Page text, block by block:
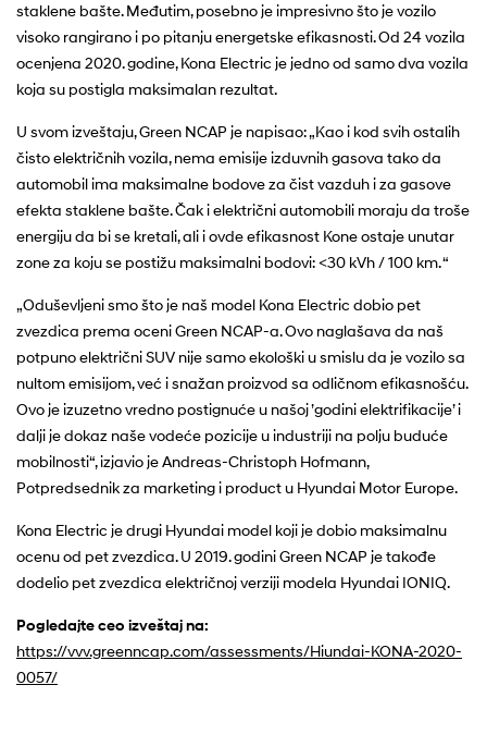
staklene bašte. Međutim, posebno je impresivno što je vozilo
visoko rangirano i po pitanju energetske efikasnosti. Od 24 vozila
ocenjena 2020. godine, Kona Electric je jedno od samo dva vozila
koja su postigla maksimalan rezultat.
U svom izveštaju, Green NCAP je napisao: „Kao i kod svih ostalih
čisto električnih vozila, nema emisije izduvnih gasova tako da
automobil ima maksimalne bodove za čist vazduh i za gasove
efekta staklene bašte. Čak i električni automobili moraju da troše
energiju da bi se kretali, ali i ovde efikasnost Kone ostaje unutar
zone za koju se postižu maksimalni bodovi: <30 kVh / 100 km. “
„Oduševljeni smo što je naš model Kona Electric dobio pet
zvezdica prema oceni Green NCAP-a. Ovo naglašava da naš
potpuno električni SUV nije samo ekološki u smislu da je vozilo sa
nultom emisijom, već i snažan proizvod sa odličnom efikasnošću.
Ovo je izuzetno vredno postignuće u našoj ’godini elektrifikacije’ i
dalji je dokaz naše vodeće pozicije u industriji na polju buduće
mobilnosti“, izjavio je Andreas-Christoph Hofmann,
Potpredsednik za marketing i product u Hyundai Motor Europe.
Kona Electric je drugi Hyundai model koji je dobio maksimalnu
ocenu od pet zvezdica. U 2019. godini Green NCAP je takođe
dodelio pet zvezdica električnoj verziji modela Hyundai IONIQ.
Pogledajte ceo izveštaj na:
https://vvv.greenncap.com/assessments/Hiundai-KONA-2020-
0057/